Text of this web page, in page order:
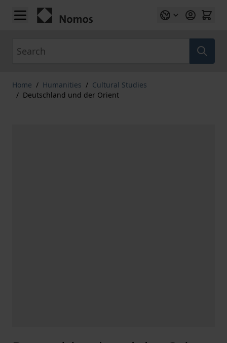
Skip to Content
Home / Humanities / Cultural Studies
/ Deutschland und der Orient